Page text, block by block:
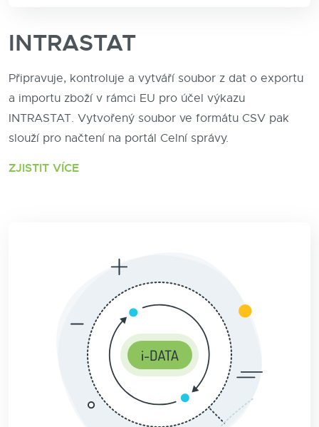
INTRASTAT
Připravuje, kontroluje a vytváří soubor z dat o exportu
a importu zboží v rámci EU pro účel výkazu
INTRASTAT. Vytvořený soubor ve formátu CSV pak
slouží pro načtení na portál Celní správy.
ZJISTIT VÍCE